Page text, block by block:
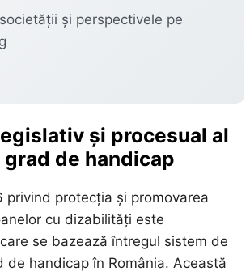
și perspectivele pe
și procesual al
de handicap
privind protecția și promovarea
cu dizabilități este
se bazează întregul sistem de
de handicap în România. Această